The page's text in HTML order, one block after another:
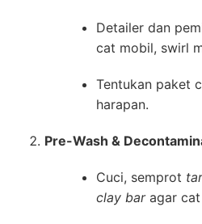
Detailer dan
cat mobil, swirl
Tentukan paket
harapan.
Pre-Wash &
Cuci, semprot
clay baragar cat